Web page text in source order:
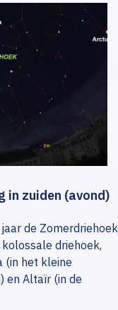
in zuiden (avond)
de Zomerdriehoek
driehoek,
(in het kleine
en Altaïr (in de